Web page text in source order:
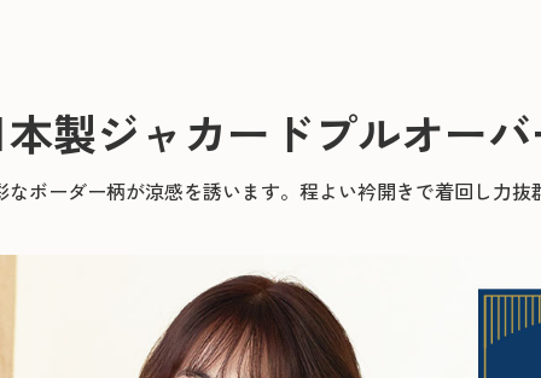
製ジャカードプルオー
なボーダー柄が涼感を誘います。程よい衿開きで着回し力抜